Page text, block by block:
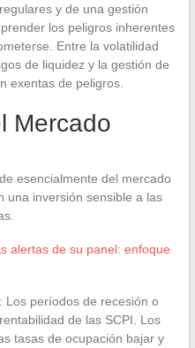
y de una gestión
los peligros inherentes
Entre la volatilidad
de liquidez y la gestión de
exentas de peligros.
Mercado
esencialmente del mercado
una inversión sensible a las
alertas de su panel: enfoque
: Los períodos de recesión o
de las SCPI. Los
tasas de ocupación bajar y